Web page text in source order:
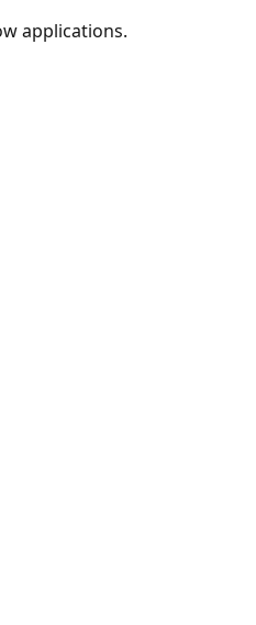
applications.